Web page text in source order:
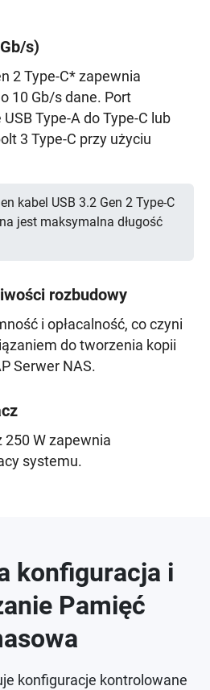
s)
2 Type-C* zapewnia
10 Gb/s dane. Port
Type-A do Type-C lub
3 Type-C przy użyciu
kabel USB 3.2 Gen 2 Type-C
jest maksymalna długość
rozbudowy
i opłacalność, co czyni
do tworzenia kopii
Serwer NAS.
250 W zapewnia
systemu.
konfiguracja i
Pamięć
konfiguracje kontrolowane